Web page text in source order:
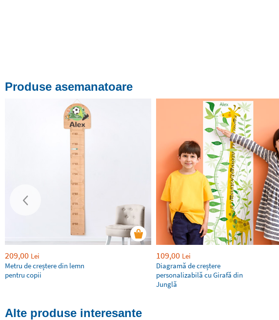
Produse asemanatoare
209,00 Lei
Metru de creștere din lemn
pentru copii
109,00 Lei
Diagramă de creștere
personalizabilă cu Girafă din
Junglă
Alte produse interesante